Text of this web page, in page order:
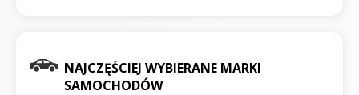
NAJCZĘŚCIEJ WYBIERANE MARKI
SAMOCHODÓW